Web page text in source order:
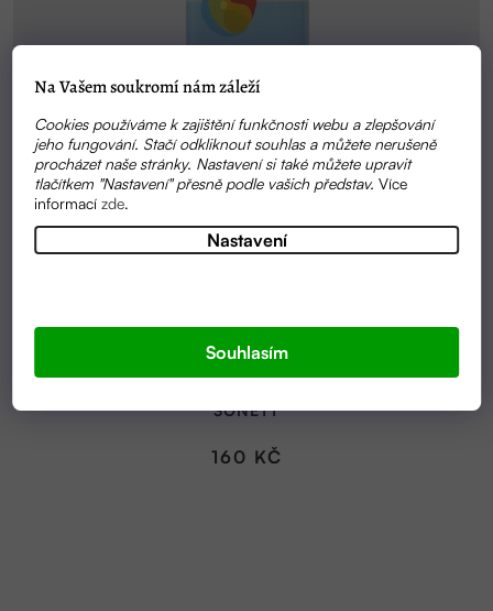
Na Vašem soukromí nám záleží
Cookies používáme k zajištění funkčnosti webu a zlepšování
jeho fungování. Stačí odkliknout souhlas a můžete nerušeně
procházet naše stránky. Nastavení si také můžete upravit
tlačítkem "Nastavení" přesně podle vašich představ.Více
informacízde.
Nastavení
Souhlasím
SONETT
160 KČ